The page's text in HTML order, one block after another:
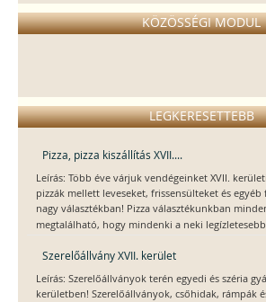
KÖZÖSSÉGI MODUL
LEGKERESETTEBB
Pizza, pizza kiszállítás XVII....
Leírás: Több éve várjuk vendégeinket XVII.
pizzák mellett leveseket, frissensülteket és
nagy választékban! Pizza választékunkban
megtalálható, hogy mindenki a neki
Szerelőállvány XVII. kerület
Leírás: Szerelőállványok terén egyedi és széria
kerületben! Szerelőállványok, csőhidak, rámpák